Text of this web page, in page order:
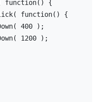
function() {
function() {
400 );
1200 );